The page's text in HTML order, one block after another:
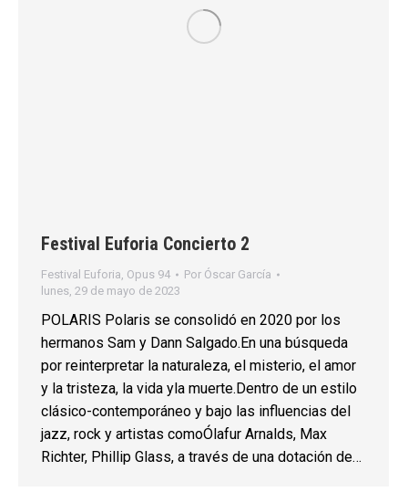
Festival Euforia Concierto 2
Festival Euforia, Opus 94 Por Óscar García
lunes, 29 de mayo de 2023
POLARIS Polaris se consolidó en 2020 por los
hermanos Sam y Dann Salgado.En una búsqueda
por reinterpretar la naturaleza, el misterio, el amor
y la tristeza, la vida yla muerte.Dentro de un estilo
clásico-contemporáneo y bajo las influencias del
jazz, rock y artistas comoÓlafur Arnalds, Max
Richter, Phillip Glass, a través de una dotación de…